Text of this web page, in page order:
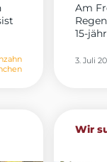
Am
15-
3. Juli
Wir